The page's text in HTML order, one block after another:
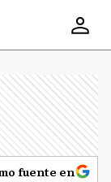
fuente en